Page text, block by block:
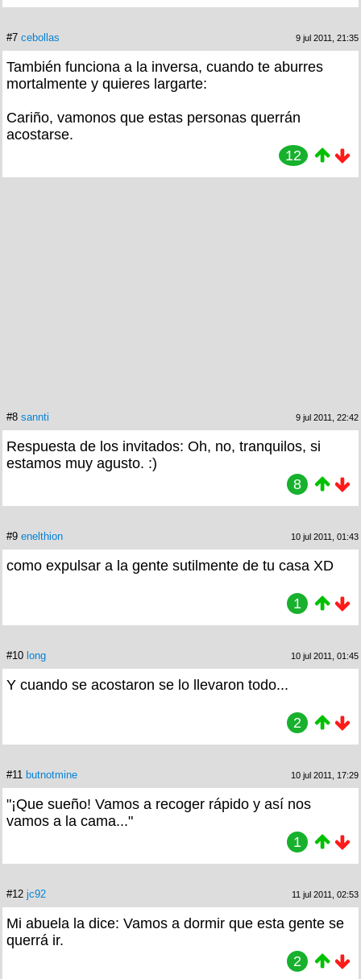
#7 cebollas 9 jul 2011, 21:35
También funciona a la inversa, cuando te aburres
mortalmente y quieres largarte:
Cariño, vamonos que estas personas querrán
acostarse.
12
#8 sannti 9 jul 2011, 22:42
Respuesta de los invitados: Oh, no, tranquilos, si
estamos muy agusto. :)
8
#9 enelthion 10 jul 2011, 01:43
como expulsar a la gente sutilmente de tu casa XD
1
#10 long 10 jul 2011, 01:45
Y cuando se acostaron se lo llevaron todo...
2
#11 butnotmine 10 jul 2011, 17:29
"¡Que sueño! Vamos a recoger rápido y así nos
vamos a la cama..."
1
#12 jc92 11 jul 2011, 02:53
Mi abuela la dice: Vamos a dormir que esta gente se
querrá ir.
2